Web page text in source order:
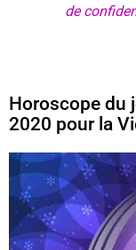
de
Horoscope du
2020 pour la